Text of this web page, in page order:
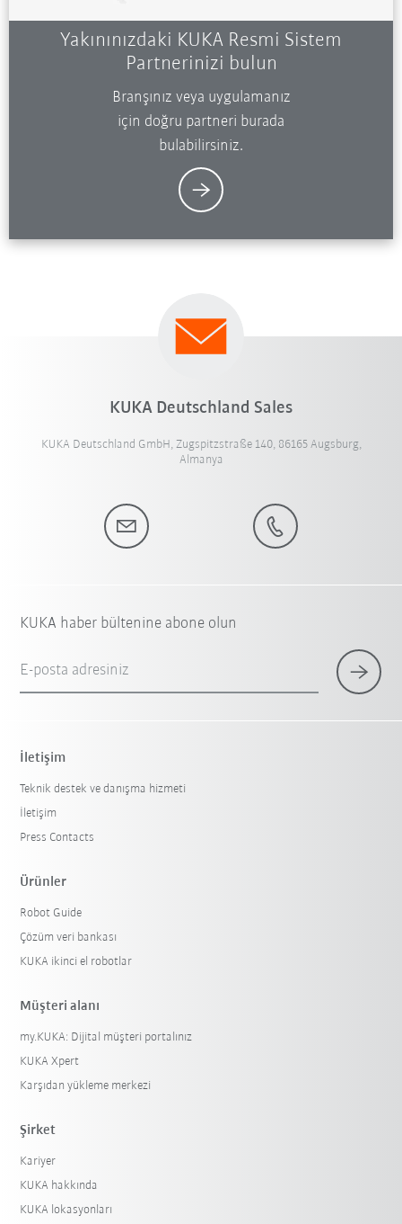
Yakınınızdaki KUKA Resmi Sistem
Partnerinizi bulun
Branşınız veya uygulamanız
için doğru partneri burada
bulabilirsiniz.
KUKA Deutschland Sales
KUKA Deutschland GmbH, Zugspitzstraße 140, 86165 Augsburg,
Almanya
KUKA haber bültenine abone olun
E-posta adresiniz
İletişim
Teknik destek ve danışma hizmeti
İletişim
Press Contacts
Ürünler
Robot Guide
Çözüm veri bankası
KUKA ikinci el robotlar
Müşteri alanı
my.KUKA: Dijital müşteri portalınız
KUKA Xpert
Karşıdan yükleme merkezi
Şirket
Kariyer
KUKA hakkında
KUKA lokasyonları